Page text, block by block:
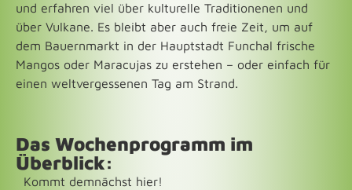
und erfahren viel über kulturelle Traditionenen und
über Vulkane. Es bleibt aber auch freie Zeit, um auf
dem Bauernmarkt in der Hauptstadt Funchal frische
Mangos oder Maracujas zu erstehen – oder einfach für
einen weltvergessenen Tag am Strand.
Das Wochenprogramm im
Überblick:
Kommt demnächst hier!